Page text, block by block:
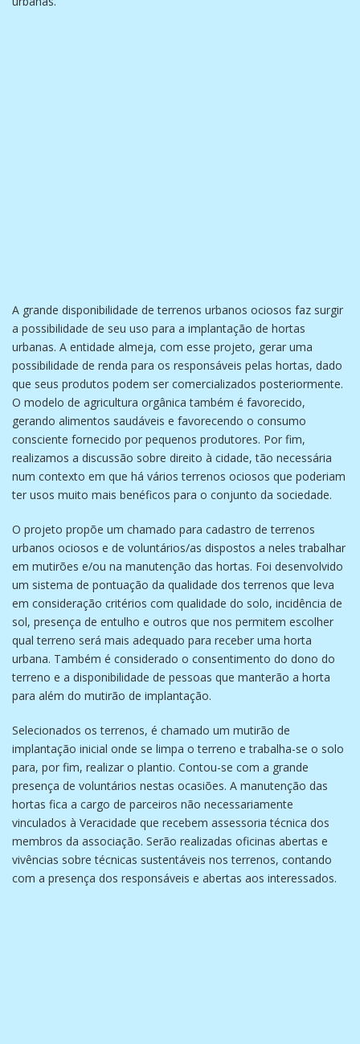
A grande disponibilidade de terrenos urbanos ociosos faz surgir
a possibilidade de seu uso para a implantação de hortas
urbanas. A entidade almeja, com esse projeto, gerar uma
possibilidade de renda para os responsáveis pelas hortas, dado
que seus produtos podem ser comercializados posteriormente.
O modelo de agricultura orgânica também é favorecido,
gerando alimentos saudáveis e favorecendo o consumo
consciente fornecido por pequenos produtores. Por fim,
realizamos a discussão sobre direito à cidade, tão necessária
num contexto em que há vários terrenos ociosos que poderiam
ter usos muito mais benéficos para o conjunto da sociedade.
O projeto propõe um chamado para cadastro de terrenos
urbanos ociosos e de voluntários/as dispostos a neles trabalhar
em mutirões e/ou na manutenção das hortas. Foi desenvolvido
um sistema de pontuação da qualidade dos terrenos que leva
em consideração critérios com qualidade do solo, incidência de
sol, presença de entulho e outros que nos permitem escolher
qual terreno será mais adequado para receber uma horta
urbana. Também é considerado o consentimento do dono do
terreno e a disponibilidade de pessoas que manterão a horta
para além do mutirão de implantação.
Selecionados os terrenos, é chamado um mutirão de
implantação inicial onde se limpa o terreno e trabalha-se o solo
para, por fim, realizar o plantio. Contou-se com a grande
presença de voluntários nestas ocasiões. A manutenção das
hortas fica a cargo de parceiros não necessariamente
vinculados à Veracidade que recebem assessoria técnica dos
membros da associação. Serão realizadas oficinas abertas e
vivências sobre técnicas sustentáveis nos terrenos, contando
com a presença dos responsáveis e abertas aos interessados.